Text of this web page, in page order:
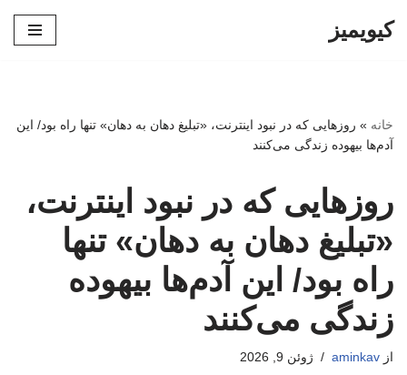
کیویمیز
خانه » روزهایی که در نبود اینترنت، «تبلیغ دهان به دهان» تنها راه بود/ این
آدم‌ها بیهوده زندگی می‌کنند
روزهایی که در نبود اینترنت،
«تبلیغ دهان به دهان» تنها
راه بود/ این آدم‌ها بیهوده
زندگی می‌کنند
از aminkav ژوئن 9, 2026